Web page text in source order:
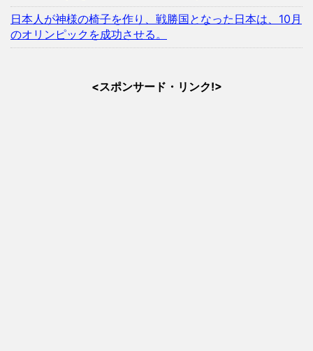
日本人が神様の椅子を作り、戦勝国となった日本は、10月
のオリンピックを成功させる。
<スポンサード・リンク!>